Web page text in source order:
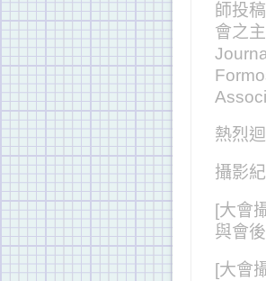
師投
會之
熱烈
攝影
[大會
與會
[大會